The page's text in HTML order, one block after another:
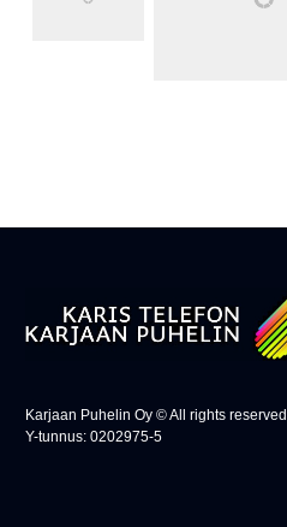
Karjaan Puhelin Oy © All rights reserved
Y-tunnus: 0202975-5